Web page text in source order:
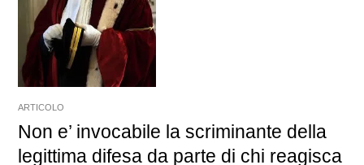
ARTICOLO
Non e’ invocabile la scriminante della
legittima difesa da parte di chi reagisca